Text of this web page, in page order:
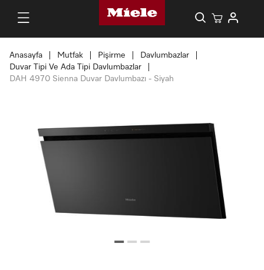
Anasayfa Mutfak Pişirme
Davlumbazlar
Duvar Tipi Ve Ada Tipi Davlumbazlar
DAH 4970 Sienna Duvar Davlumbazı - Siyah